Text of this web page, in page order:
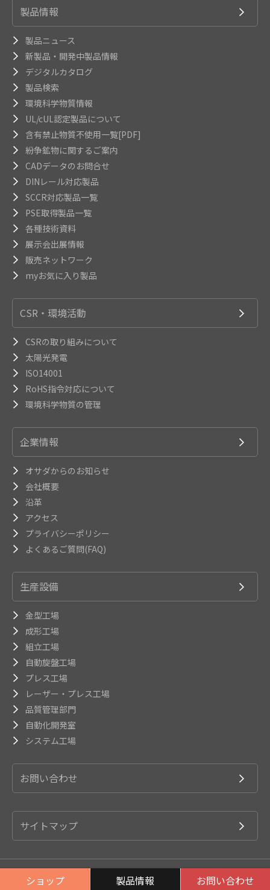
製品情報
製品ニュース
新製品・開発中製品情報
デジタルカタログ
製品検索
環境科学物質情報
UL/cUL認定製品について
含有禁止物質不使用一覧[PDF]
紛争鉱物に関するご案内
CADデータのお問合せ
DINレール対応製品
SCCR対応製品一覧
PSE取得製品一覧
各種技術資料
展示会出展情報
販売ネットワーク
myお気に入り製品
CSR・環境活動
CSRの取り組みについて
太陽光発電
ISO14001
RoHS指令対応について
環境科学物質の管理
企業情報
オサダからのお知らせ
会社概要
沿革
アクセス
プライバシーポリシー
よくあるご質問(FAQ)
生産設備
金型工場
成形工場
組立工場
自動旋盤工場
プレス工場
レーザー・プレス工場
品質管理部門
自動化開発室
システム工場
お問い合わせ
サイトマップ
© 2026 OSADA Co.,Ltd.
ショップ 製品情報 お問い合わせ